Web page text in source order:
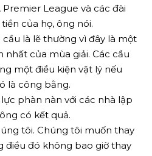
League và các đài
của họ, ông nói.
là lẽ thường vì đây là một
của mùa giải. Các cầu
một điều kiện vật lý nếu
là công bằng.
phàn nàn với các nhà lập
có kết quả.
tôi. Chúng tôi muốn thay
điều đó không bao giờ thay